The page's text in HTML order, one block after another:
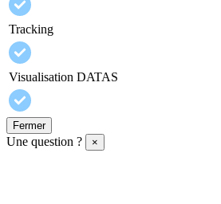
Tracking
Visualisation DATAS
Fermer
Une question ? ×